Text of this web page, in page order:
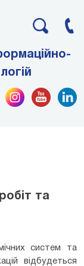
та
систем та
відбудеться